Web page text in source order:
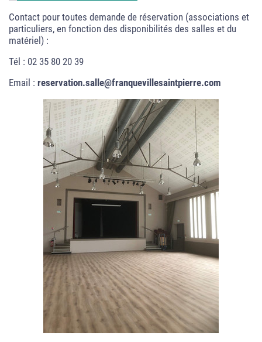
Contact pour toutes demande de réservation (associations et
particuliers, en fonction des disponibilités des salles et du
matériel) :
Tél : 02 35 80 20 39
Email : reservation.salle@franquevillesaintpierre.com